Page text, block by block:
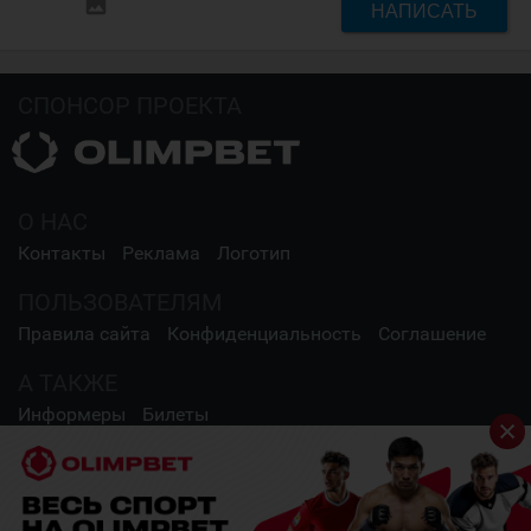
НАПИСАТЬ
Контакты Реклама Логотип
Правила сайта Конфиденциальность Соглашение
Информеры Билеты
СОЦИАЛЬНЫЕ СЕТИ